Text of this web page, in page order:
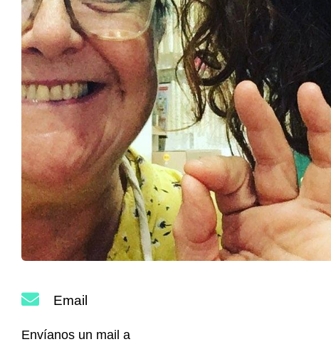
Email
Envíanos un mail a